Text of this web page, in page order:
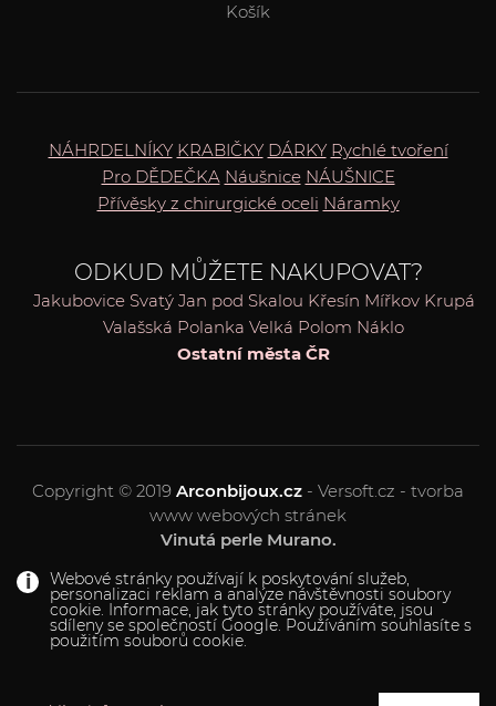
Webové stránky používají k poskytování služeb,
personalizaci reklam a analýze návštěvnosti soubory
cookie. Informace, jak tyto stránky používáte, jsou
sdíleny se společností Google. Používáním souhlasíte s
použitím souborů cookie.
Košík
NÁHRDELNÍKY KRABIČKY DÁRKY Rychlé tvoření
Pro DĚDEČKA Náušnice NÁUŠNICE
Přívěsky z chirurgické oceli Náramky
ODKUD MŮŽETE NAKUPOVAT?
Jakubovice Svatý Jan pod Skalou Křesín Mířkov Krupá
Valašská Polanka Velká Polom Náklo
Ostatní města ČR
Copyright © 2019 Arconbijoux.cz - Versoft.cz - tvorba
www webových stránek
Vinutá perle Murano.